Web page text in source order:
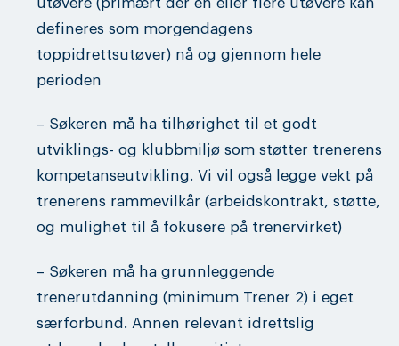
defineres som morgendagens
toppidrettsutøver) nå og gjennom hele
perioden
– Søkeren må ha tilhørighet til et godt
utviklings- og klubbmiljø som støtter trenerens
kompetanseutvikling. Vi vil også legge vekt på
trenerens rammevilkår (arbeidskontrakt, støtte,
og mulighet til å fokusere på trenervirket)
– Søkeren må ha grunnleggende
trenerutdanning (minimum Trener 2) i eget
særforbund. Annen relevant idrettslig